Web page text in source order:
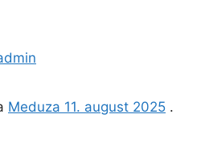
Meduza 11. august 2025 .